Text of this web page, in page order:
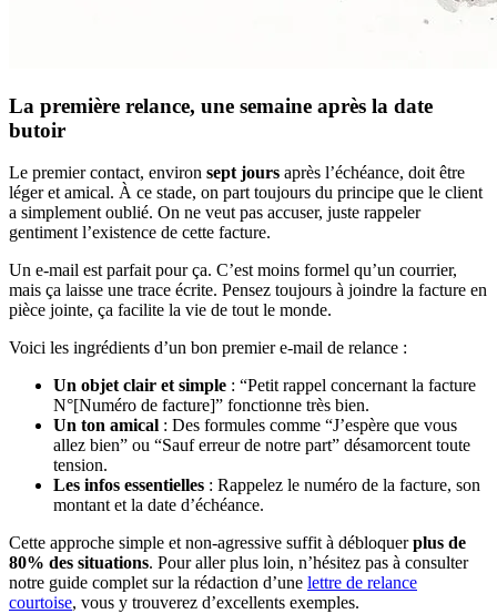
La première relance, une semaine après la date
butoir
Le premier contact, environ sept jours après l’échéance, doit être
léger et amical. À ce stade, on part toujours du principe que le client
a simplement oublié. On ne veut pas accuser, juste rappeler
gentiment l’existence de cette facture.
Un e-mail est parfait pour ça. C’est moins formel qu’un courrier,
mais ça laisse une trace écrite. Pensez toujours à joindre la facture en
pièce jointe, ça facilite la vie de tout le monde.
Voici les ingrédients d’un bon premier e-mail de relance :
Un objet clair et simple : “Petit rappel concernant la facture
N°[Numéro de facture]” fonctionne très bien.
Un ton amical : Des formules comme “J’espère que vous
allez bien” ou “Sauf erreur de notre part” désamorcent toute
tension.
Les infos essentielles : Rappelez le numéro de la facture, son
montant et la date d’échéance.
Cette approche simple et non-agressive suffit à débloquerplus de
80% des situations. Pour aller plus loin, n’hésitez pas à consulter
notre guide complet sur la rédaction d’une lettre de relance
courtoise, vous y trouverez d’excellents exemples.